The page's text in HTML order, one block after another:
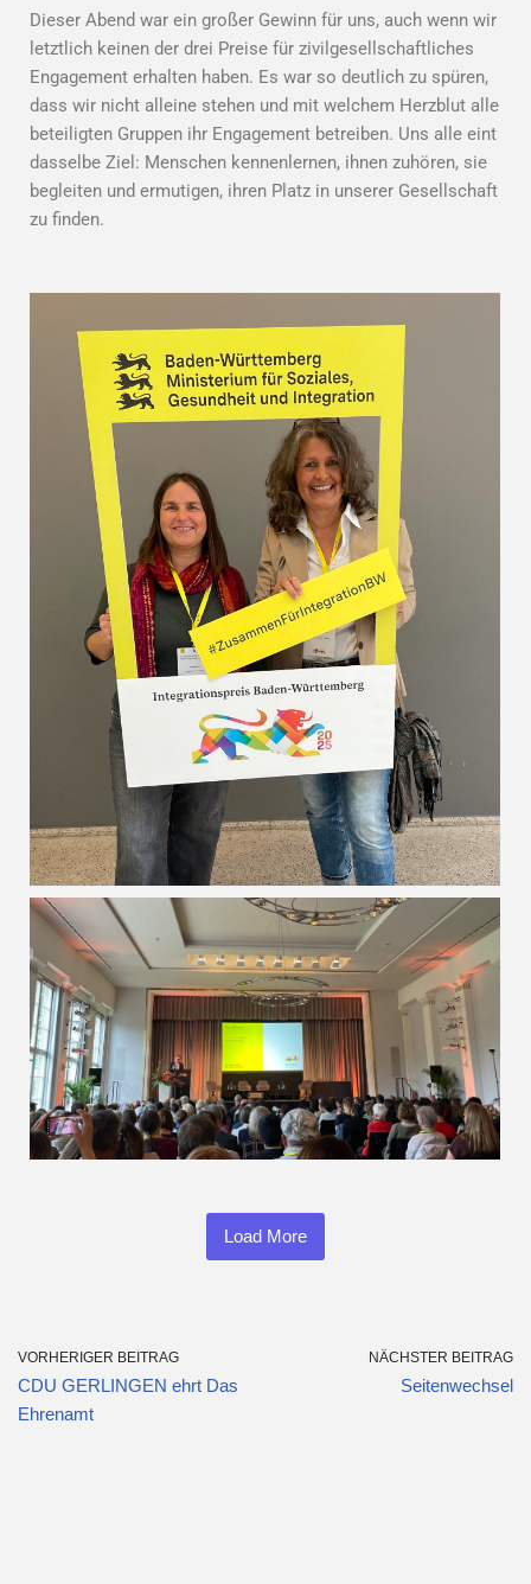
Dieser Abend war ein großer Gewinn für uns, auch wenn wir
letztlich keinen der drei Preise für zivilgesellschaftliches
Engagement erhalten haben. Es war so deutlich zu spüren,
dass wir nicht alleine stehen und mit welchem Herzblut alle
beteiligten Gruppen ihr Engagement betreiben. Uns alle eint
dasselbe Ziel: Menschen kennenlernen, ihnen zuhören, sie
begleiten und ermutigen, ihren Platz in unserer Gesellschaft
zu finden.
Load More
VORHERIGER BEITRAG
CDU GERLINGEN ehrt Das
Ehrenamt
NÄCHSTER BEITRAG
Seitenwechsel